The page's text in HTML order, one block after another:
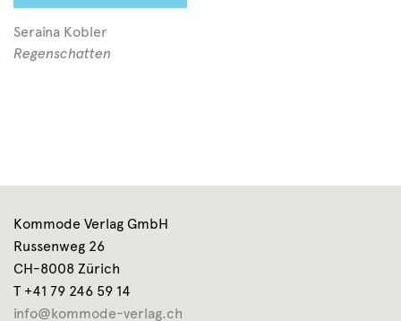
Seraina Kobler
Regenschatten
Kommode Verlag GmbH
Russenweg 26
CH-8008 Zürich
T +41 79 246 59 14
info@kommode-verlag.ch